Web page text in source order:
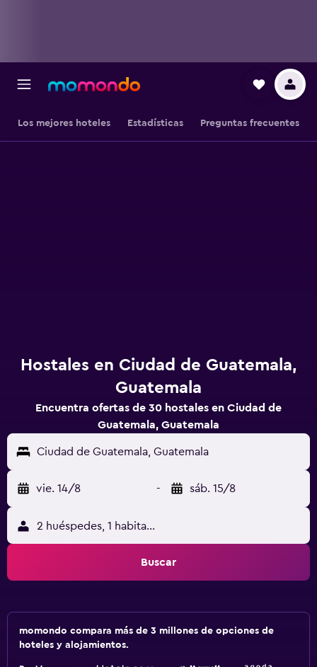
Los mejores hoteles Estadísticas Preguntas frecuentes
Hostales en Ciudad de Guatemala,
Guatemala
Encuentra ofertas de 30 hostales en Ciudad de
Guatemala, Guatemala
Ciudad de Guatemala, Guatemala
vie. 14/8 - sáb. 15/8
2 huéspedes, 1 habitación
Buscar
momondo compara más de 3 millones de opciones de
hoteles y alojamientos.